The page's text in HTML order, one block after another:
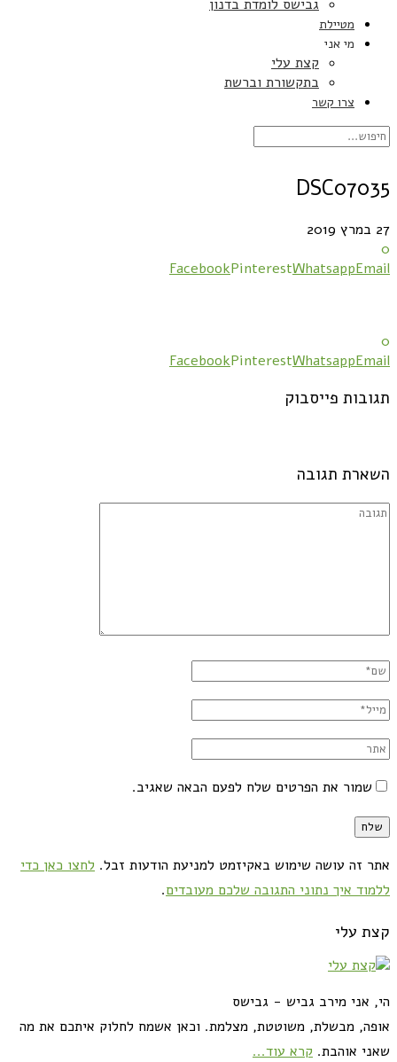
גבישס לומדת בדנון
מטיילת
מי אני
קצת עלי
בתקשורת וברשת
צרו קשר
DSC07035
27 במרץ 2019
0
FacebookPinterestWhatsappEmail
0
FacebookPinterestWhatsappEmail
תגובות פייסבוק
השארת תגובה
שמור את הפרטים שלח לפעם הבאה שאגיב.
אתר זה עושה שימוש באקיזמט למניעת הודעות זבל. לחצו כאן כדי
ללמוד איך נתוני התגובה שלכם מעובדים.
קצת עלי
הי, אני מירב גביש - גבישס
אופה, מבשלת, משוטטת, מצלמת. וכאן אשמח לחלוק איתכם את מה
שאני אוהבת. קרא עוד...